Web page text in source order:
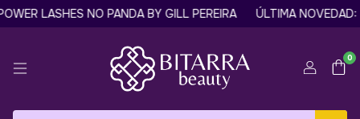
LASHES NO PANDA BY GILL PEREIRA ÚLTIMA NOVEDAD:
0